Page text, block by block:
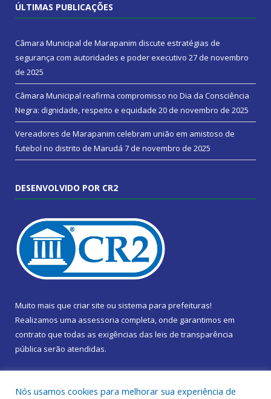
ÚLTIMAS PUBLICAÇÕES
Câmara Municipal de Marapanim discute estratégias de
segurança com autoridades e poder executivo 27 de novembro
de 2025
Câmara Municipal reafirma compromisso no Dia da Consciência
Negra: dignidade, respeito e equidade 20 de novembro de 2025
Vereadores de Marapanim celebram união em amistoso de
futebol no distrito de Marudá 7 de novembro de 2025
DESENVOLVIDO POR CR2
Muito mais que criar site ou sistema para prefeituras!
Realizamos uma assessoria completa, onde garantimos em
contrato que todas as exigências das leis de transparência
pública serão atendidas.
Nós usamos cookies para melhorar sua experiência de